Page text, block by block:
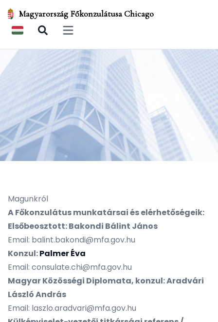
Magyarország Főkonzulátusa Chicago
Open main menu
Magunkról
A Főkonzulátus munkatársai és elérhetőségeik:
Elsőbeosztott:Bakondi Bálint János
Email: balint.bakondi@mfa.gov.hu
Konzul:Palmer Éva
Email: consulate.chi@mfa.gov.hu
Magyar Közösségi Diplomata, konzul:Aradvári
László András
Email: laszlo.aradvari@mfa.gov.hu